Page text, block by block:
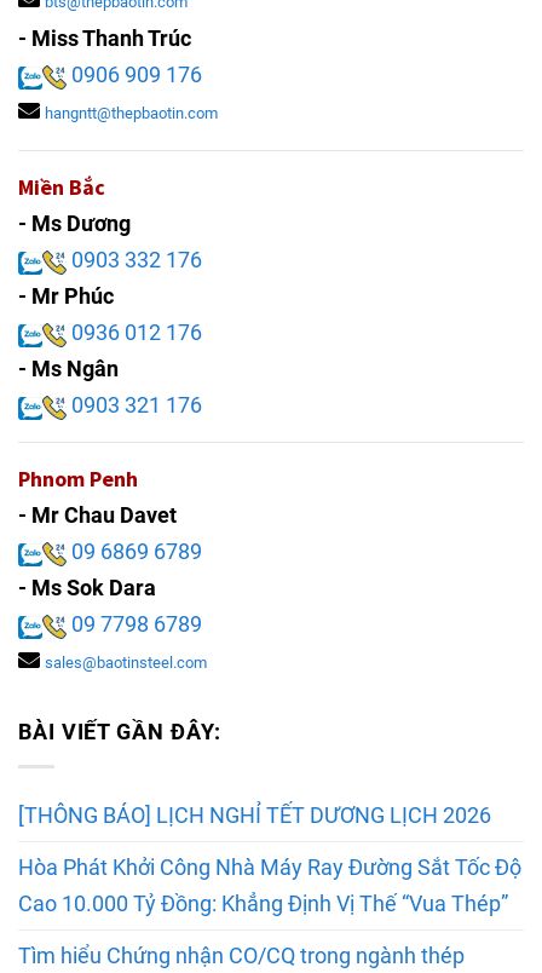
- Miss Thanh Trúc
0906 909 176
hangntt@thepbaotin.com
Miền Bắc
- Ms Dương
0903 332 176
- Mr Phúc
0936 012 176
- Ms Ngân
0903 321 176
Phnom Penh
- Mr Chau Davet
09 6869 6789
- Ms Sok Dara
09 7798 6789
sales@baotinsteel.com
BÀI VIẾT GẦN ĐÂY:
[THÔNG BÁO] LỊCH NGHỈ TẾT DƯƠNG LỊCH 2026
Hòa Phát Khởi Công Nhà Máy Ray Đường Sắt Tốc Độ
Cao 10.000 Tỷ Đồng: Khẳng Định Vị Thế “Vua Thép”
Tìm hiểu Chứng nhận CO/CQ trong ngành thép